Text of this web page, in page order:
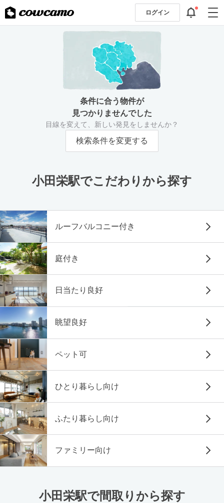
ログイン
条件に合う物件が
見つかりませんでした
目線を変えて、新しい発見をしませんか？
検索条件を変更する
小田栄駅でこだわりから探す
ルーフバルコニー付き
庭付き
日当たり良好
眺望良好
ペット可
ひとり暮らし向け
ふたり暮らし向け
ファミリー向け
小田栄駅で間取りから探す